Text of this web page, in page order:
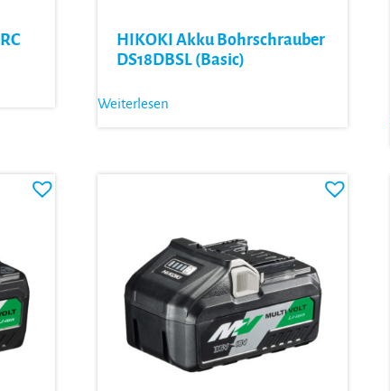
HIKOKI Akku Bohrschrauber
DS18DBSL (Basic)
Weiterlesen